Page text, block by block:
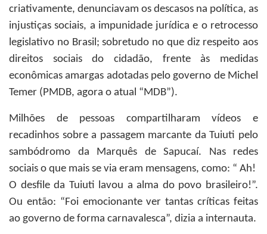
criativamente, denunciavam os descasos na política, as
injustiças sociais, a impunidade jurídica e o retrocesso
legislativo no Brasil; sobretudo no que diz respeito aos
direitos sociais do cidadão, frente às medidas
econômicas amargas adotadas pelo governo de Michel
Temer (PMDB, agora o atual “MDB”).
Milhões de pessoas compartilharam vídeos e
recadinhos sobre a passagem marcante da Tuiuti pelo
sambódromo da Marquês de Sapucaí. Nas redes
sociais o que mais se via eram mensagens, como: “ Ah!
O desfile da Tuiuti lavou a alma do povo brasileiro!”.
Ou então: “Foi emocionante ver tantas críticas feitas
ao governo de forma carnavalesca”, dizia a internauta.